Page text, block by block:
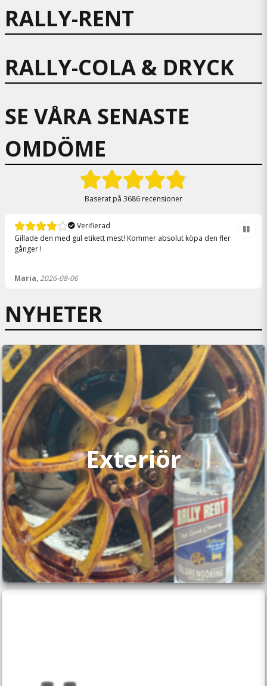
RALLY-RENT
RALLY-COLA & DRYCK
SE VÅRA SENASTE
OMDÖME
Baserat på 3686 recensioner
Verifierad
Gillade den med gul etikett mest! Kommer absolut köpa den fler
gånger !
Maria,2026-08-06
NYHETER
Exteriör